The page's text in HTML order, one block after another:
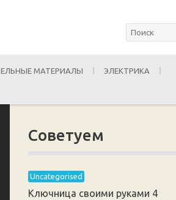
МАТЕРИАЛЫ ЭЛЕКТРИКА
Советуем
Uncategorised
Ключница своими руками 4